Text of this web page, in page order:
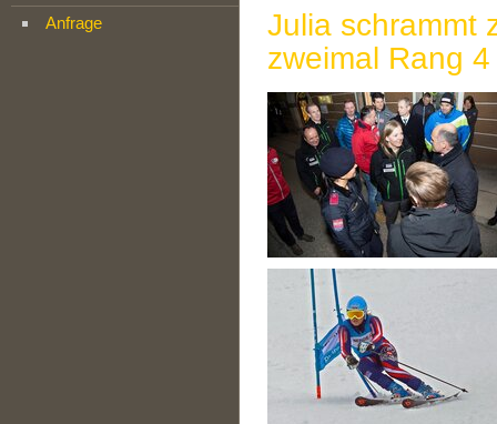
Anfrage
Julia schrammt
zweimal Rang